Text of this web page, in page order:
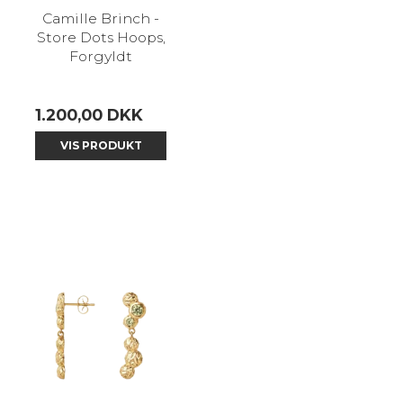
Camille Brinch -
Store Dots Hoops,
Forgyldt
1.200,00 DKK
VIS PRODUKT